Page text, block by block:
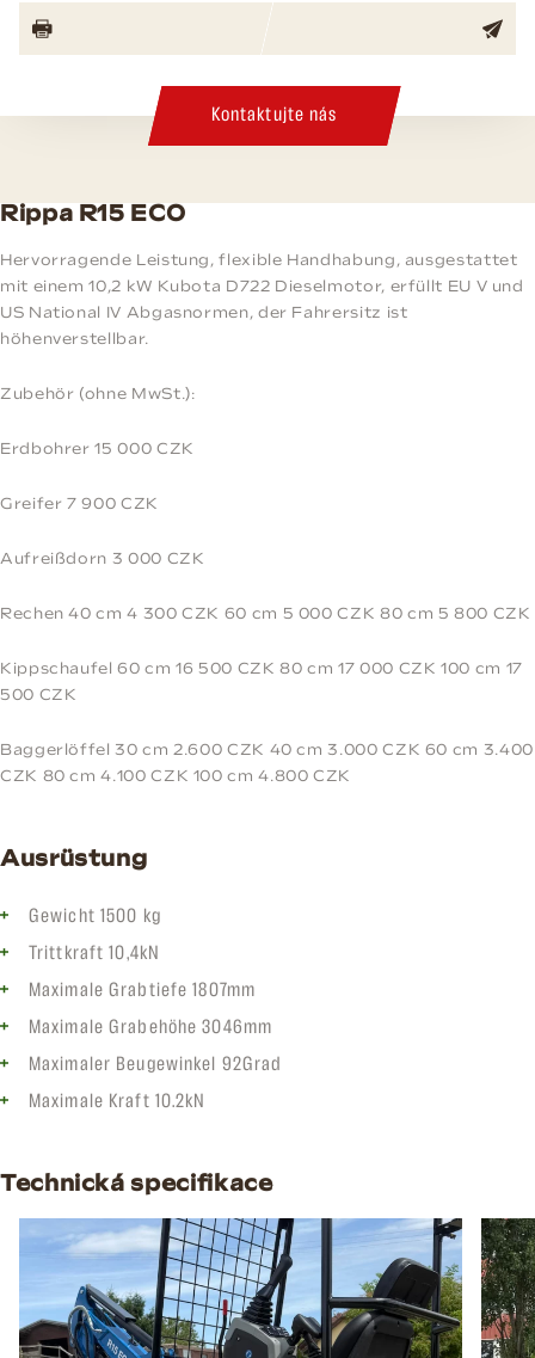
Kontaktujte nás
Rippa R15 ECO
Hervorragende Leistung, flexible Handhabung, ausgestattet
mit einem 10,2 kW Kubota D722 Dieselmotor, erfüllt EU V und
US National IV Abgasnormen, der Fahrersitz ist
höhenverstellbar.
Zubehör (ohne MwSt.):
Erdbohrer 15 000 CZK
Greifer 7 900 CZK
Aufreißdorn 3 000 CZK
Rechen 40 cm 4 300 CZK 60 cm 5 000 CZK 80 cm 5 800 CZK
Kippschaufel 60 cm 16 500 CZK 80 cm 17 000 CZK 100 cm 17
500 CZK
Baggerlöffel 30 cm 2.600 CZK 40 cm 3.000 CZK 60 cm 3.400
CZK 80 cm 4.100 CZK 100 cm 4.800 CZK
Ausrüstung
Gewicht 1500 kg
Trittkraft 10,4kN
Maximale Grabtiefe 1807mm
Maximale Grabehöhe 3046mm
Maximaler Beugewinkel 92Grad
Maximale Kraft 10.2kN
Technická specifikace